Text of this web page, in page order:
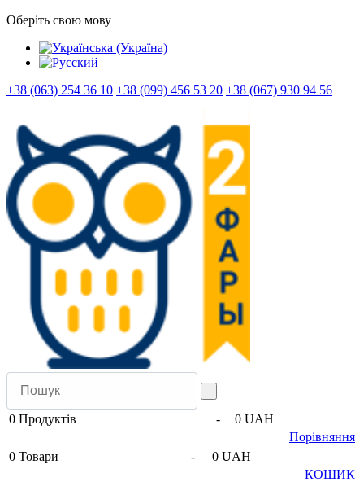
Оберіть свою мову
+38 (063) 254 36 10 +38 (099) 456 53 20 +38 (067) 930 94 56
0 Продуктів -
0 UAH
Порівняння
0 Товари -
0 UAH
КОШИК